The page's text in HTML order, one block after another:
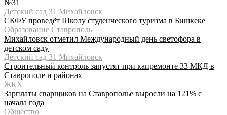
№31
Детский сад 31 Михайловск
СКФУ проведёт Школу студенческого туризма в Бишкеке
Образование Ставрополь
Михайловск отметил Международный день светофора в
детском саду
Детский сад 31 Михайловск
Строительный контроль запустят при капремонте 33 МКД в
Ставрополе и районах
ЖКХ
Зарплаты сварщиков на Ставрополье выросли на 121% с
начала года
Общество